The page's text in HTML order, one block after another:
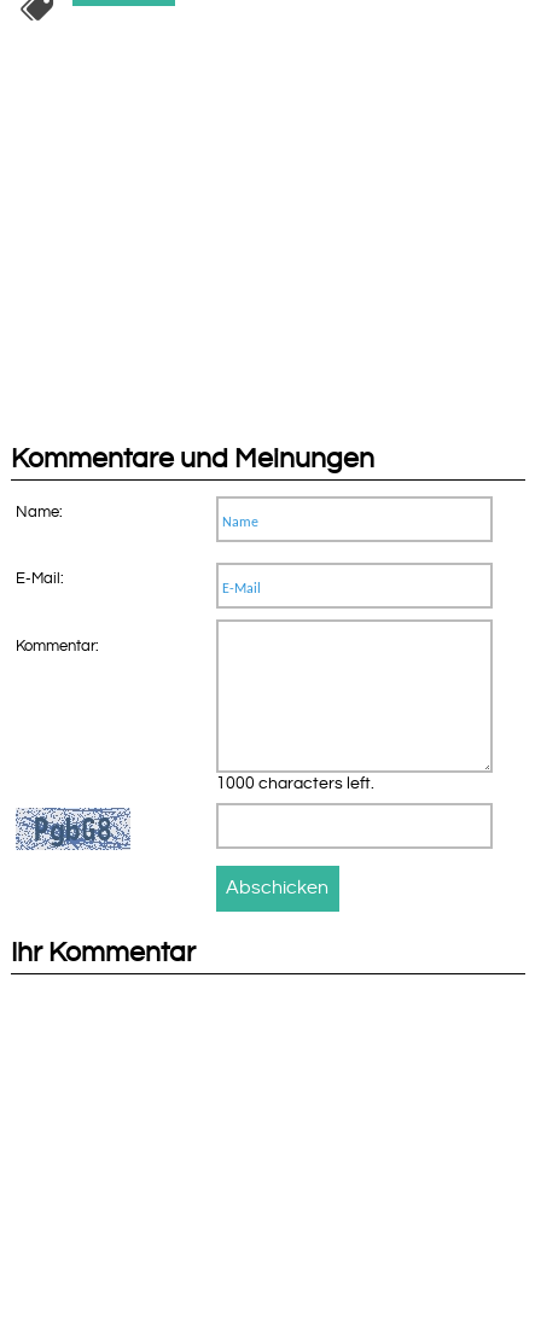
Kommentare und Meinungen
Name:
E-Mail:
Kommentar:
1000 characters left.
Ihr Kommentar